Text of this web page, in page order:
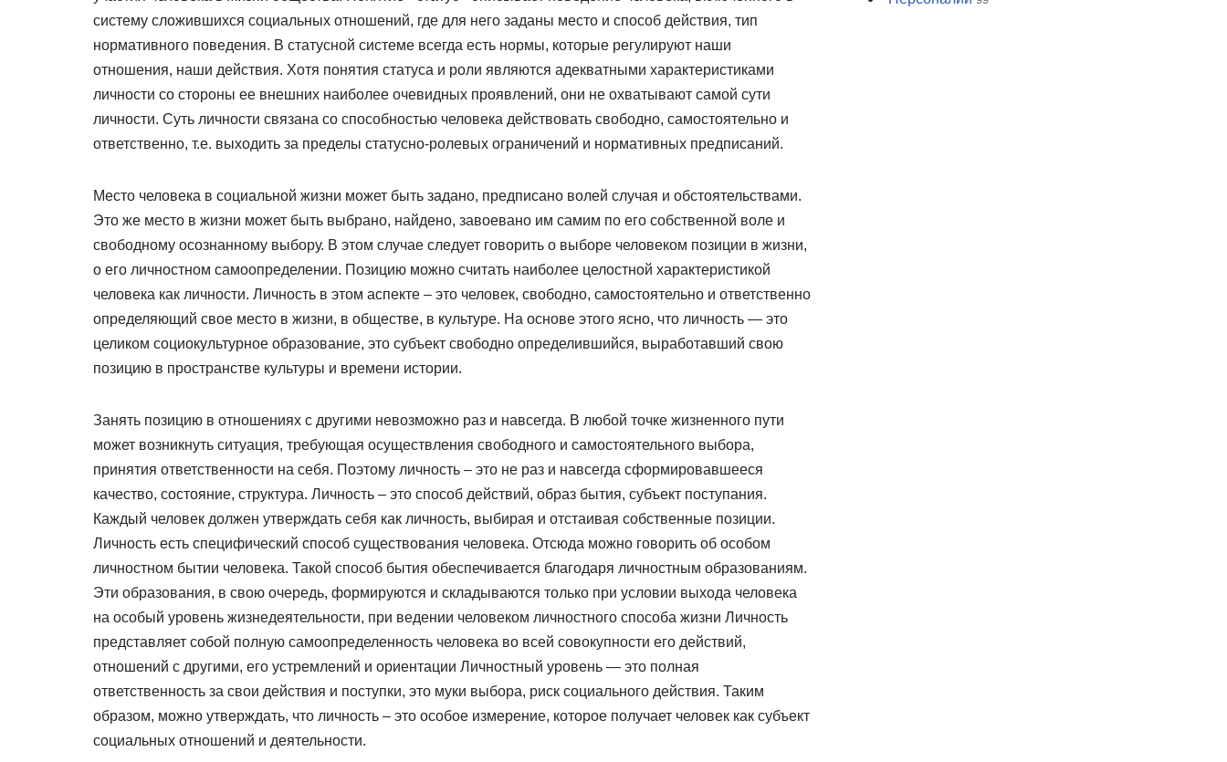
систему сложившихся социальных отношений, где для него заданы место и способ действия, тип
нормативного поведения. В статусной системе всегда есть нормы, которые регулируют наши
отношения, наши действия. Хотя понятия статуса и роли являются адекватными характеристиками
личности со стороны ее внешних наиболее очевидных проявлений, они не охватывают самой сути
личности. Суть личности связана со способностью человека действовать свободно, самостоятельно и
ответственно, т.е. выходить за пределы статусно-ролевых ограничений и нормативных предписаний.
Место человека в социальной жизни может быть задано, предписано волей случая и обстоятельствами.
Это же место в жизни может быть выбрано, найдено, завоевано им самим по его собственной воле и
свободному осознанному выбору. В этом случае следует говорить о выборе человеком позиции в жизни,
о его личностном самоопределении. Позицию можно считать наиболее целостной характеристикой
человека как личности. Личность в этом аспекте – это человек, свободно, самостоятельно и ответственно
определяющий свое место в жизни, в обществе, в культуре. На основе этого ясно, что личность — это
целиком социокультурное образование, это субъект свободно определившийся, выработавший свою
позицию в пространстве культуры и времени истории.
Занять позицию в отношениях с другими невозможно раз и навсегда. В любой точке жизненного пути
может возникнуть ситуация, требующая осуществления свободного и самостоятельного выбора,
принятия ответственности на себя. Поэтому личность – это не раз и навсегда сформировавшееся
качество, состояние, структура. Личность – это способ действий, образ бытия, субъект поступания.
Каждый человек должен утверждать себя как личность, выбирая и отстаивая собственные позиции.
Личность есть специфический способ существования человека. Отсюда можно говорить об особом
личностном бытии человека. Такой способ бытия обеспечивается благодаря личностным образованиям.
Эти образования, в свою очередь, формируются и складываются только при условии выхода человека
на особый уровень жизнедеятельности, при ведении человеком личностного способа жизни Личность
представляет собой полную самоопределенность человека во всей совокупности его действий,
отношений с другими, его устремлений и ориентации Личностный уровень — это полная
ответственность за свои действия и поступки, это муки выбора, риск социального действия. Таким
образом, можно утверждать, что личность – это особое измерение, которое получает человек как субъект
социальных отношений и деятельности.